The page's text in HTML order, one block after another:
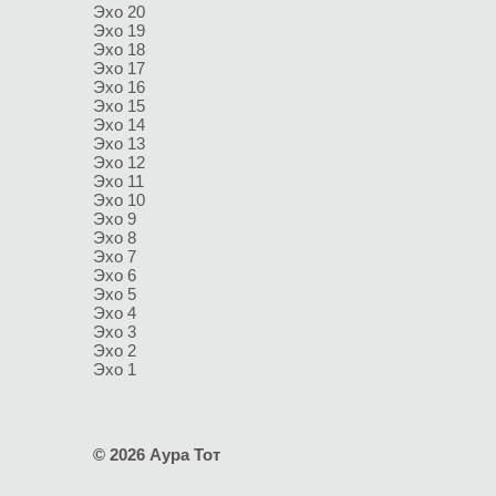
Эхо 20
Эхо 19
Эхо 18
Эхо 17
Эхо 16
Эхо 15
Эхо 14
Эхо 13
Эхо 12
Эхо 11
Эхо 10
Эхо 9
Эхо 8
Эхо 7
Эхо 6
Эхо 5
Эхо 4
Эхо 3
Эхо 2
Эхо 1
© 2026 Аура Тот